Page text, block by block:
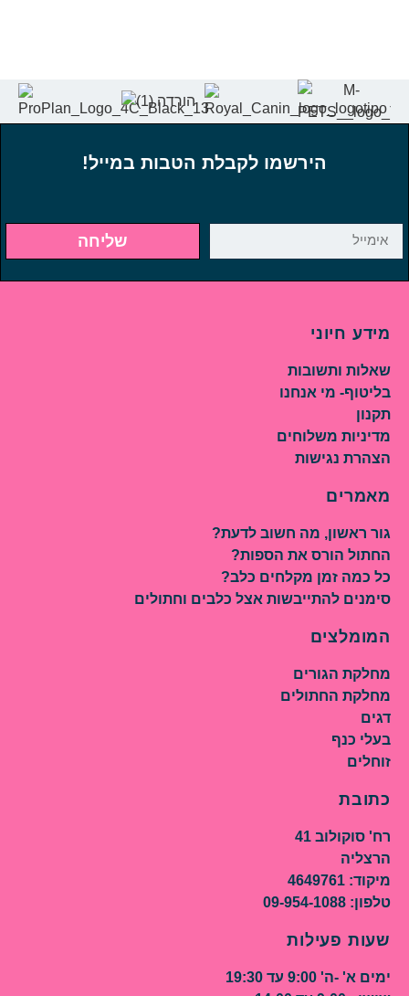
הירשמו לקבלת הטבות במייל!
שליחה
מידע חיוני
שאלות ותשובות
בליטוף- מי אנחנו
תקנון
מדיניות משלוחים
הצהרת נגישות
מאמרים
גור ראשון, מה חשוב לדעת?
החתול הורס את הספות?
כל כמה זמן מקלחים כלב?
סימנים להתייבשות אצל כלבים וחתולים
המומלצים
מחלקת הגורים
מחלקת החתולים
דגים
בעלי כנף
זוחלים
כתובת
רח' סוקולוב 41
הרצליה
מיקוד: 4649761
טלפון: 09-954-1088
שעות פעילות
ימים א' -ה' 9:00 עד 19:30